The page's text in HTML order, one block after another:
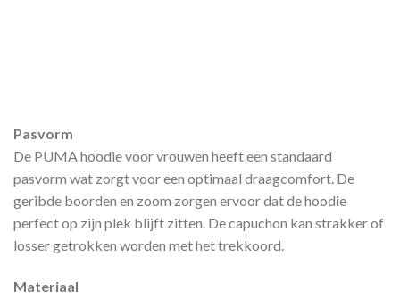
Pasvorm
De PUMA hoodie voor vrouwen heeft een standaard
pasvorm wat zorgt voor een optimaal draagcomfort. De
geribde boorden en zoom zorgen ervoor dat de hoodie
perfect op zijn plek blijft zitten. De capuchon kan strakker of
losser getrokken worden met het trekkoord.
Materiaal